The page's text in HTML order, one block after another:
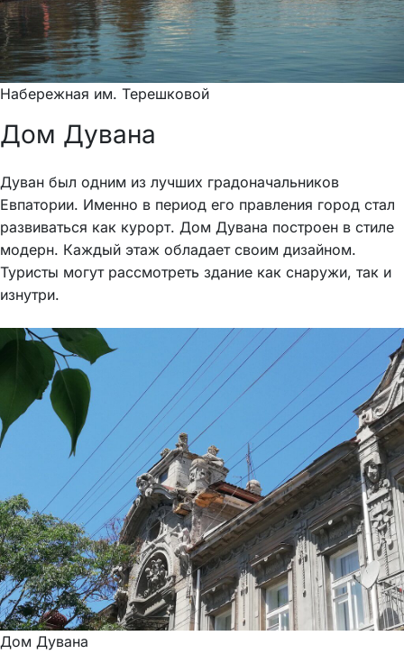
Набережная им. Терешковой
Дом Дувана
Дуван был одним из лучших градоначальников
Евпатории. Именно в период его правления город стал
развиваться как курорт. Дом Дувана построен в стиле
модерн. Каждый этаж обладает своим дизайном.
Туристы могут рассмотреть здание как снаружи, так и
изнутри.
Дом Дувана